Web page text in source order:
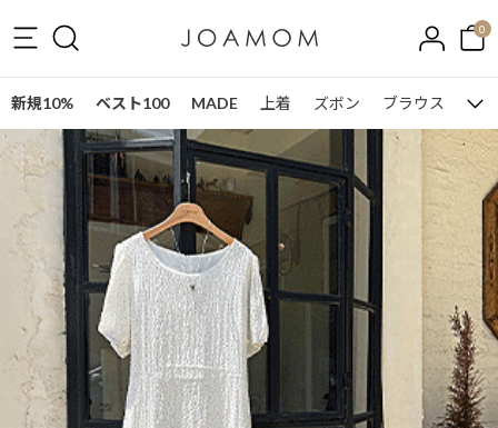
0
新規10% ベスト100 MADE 上着 ズボン ブラウス ワ